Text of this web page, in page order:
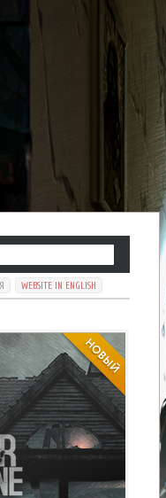
WEBSITE IN ENGLISH